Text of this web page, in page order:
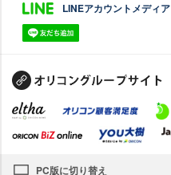
LINEアカウントメディア
PC版に切り替え